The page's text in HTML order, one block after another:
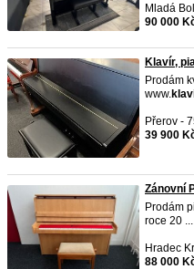
Mladá
90 000
Klavír,
Prodám
www.
Přerov -
39 900
Zánovní
Prodám
roce 20 ...
Hradec
88 000